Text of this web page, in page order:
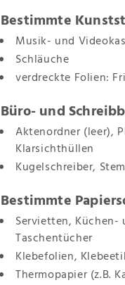
Bestimmte
Musik- und
Schläuche
verdreckte Folien:
Büro- und
Aktenordner (leer),
Klarsichthüllen
Kugelschreiber,
Bestimmte
Servietten, Küchen-
Taschentücher
Klebefolien,
Thermopapier (z.B.